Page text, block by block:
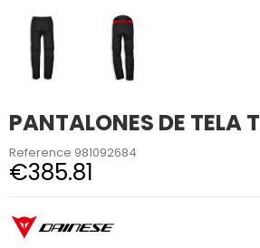
PANTALONES DE TELA
Reference 981092684
€385.81